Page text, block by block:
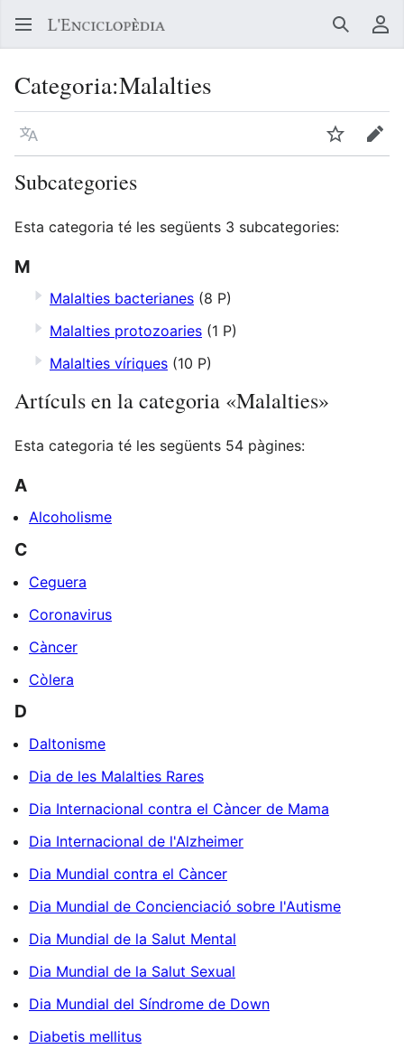
Buscar
Categoria:Malalties
Llegir en un atre idioma Vigilar
Subcategories
Esta categoria té les següents 3 subcategories:
M
Malalties bacterianes (8 P)
Malalties protozoaries (1 P)
Malalties víriques (10 P)
Artículs en la categoria «Malalties»
Esta categoria té les següents 54 pàgines:
A
Alcoholisme
C
Ceguera
Coronavirus
Càncer
Còlera
D
Daltonisme
Dia de les Malalties Rares
Dia Internacional contra el Càncer de Mama
Dia Internacional de l'Alzheimer
Dia Mundial contra el Càncer
Dia Mundial de Concienciació sobre l'Autisme
Dia Mundial de la Salut Mental
Dia Mundial de la Salut Sexual
Dia Mundial del Síndrome de Down
Diabetis mellitus